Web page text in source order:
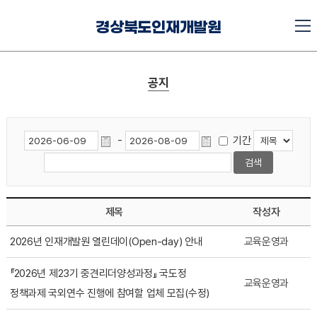
경상북도인재개발원
공지
- 기간
제목 작성자
2026년 인재개발원 열린데이(Open-day) 안내 교육운영과
『2026년 제23기 중견리더양성과정』 국도정
정책과제 국외연수 진행에 참여할 업체 모집(수정)
교육운영과